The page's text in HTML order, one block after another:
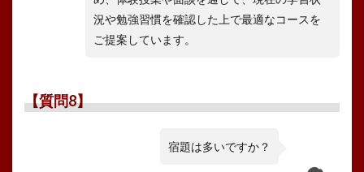
況や勉強習慣を確認した上で最適なコースを
ご提案しています。
【質問8】
宿題は多いですか？